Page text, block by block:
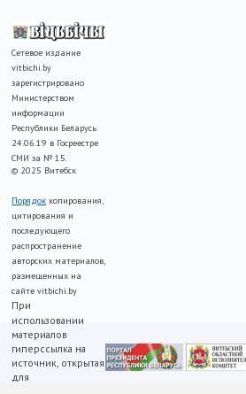
Сетевое издание
vitbichi.by
зарегистрировано
Министерством
информации
Республики Беларусь
24.06.19 в Госреестре
СМИ за № 15.
© 2025 Витебск
Порядок копирования,
цитирования и
последующего
распространение
авторских материалов,
размещенных на
сайте vitbichi.by
При
использовании
материалов
гиперссылка на
источник, открытая
для